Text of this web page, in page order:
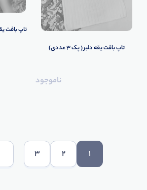
تاپ بافت یقه دلبر ( پک 3 عددی)
ناموجود
1
2
3